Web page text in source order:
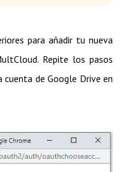
para añadir tu nueva
Repite los pasos
cuenta de Google Drive en